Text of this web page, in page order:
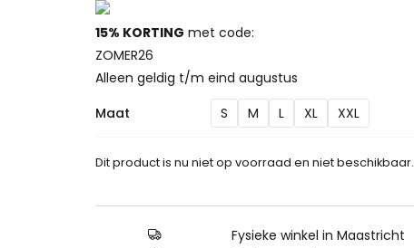
15% KORTING met code:
ZOMER26
Alleen geldig t/m eind augustus
Maat
S M L XL XXL
Dit product is nu niet op voorraad en niet beschikbaar.
Fysieke winkel in Maastricht